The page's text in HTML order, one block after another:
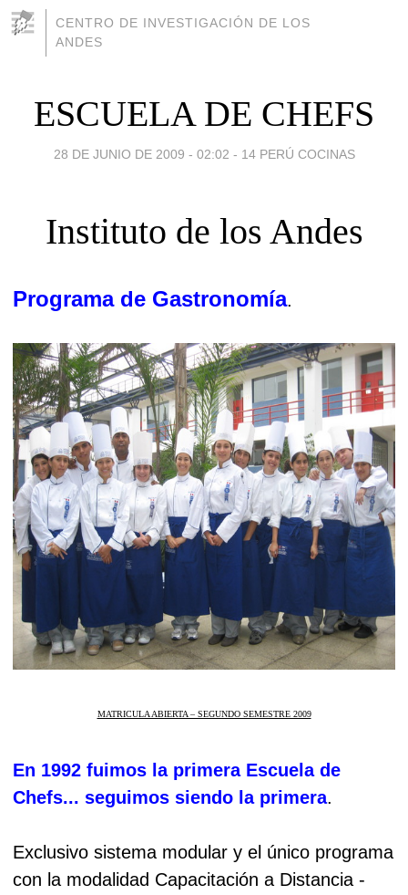
CENTRO DE INVESTIGACIÓN DE LOS
ANDES
ESCUELA DE CHEFS
28 DE JUNIO DE 2009 - 02:02 - 14 PERÚ COCINAS
Instituto de los Andes
Programa de Gastronomía.
MATRICULA ABIERTA – SEGUNDO SEMESTRE 2009
En 1992 fuimos la primera Escuela de
Chefs... seguimos siendo la primera.
Exclusivo sistema modular y el único programa
con la modalidad Capacitación a Distancia -